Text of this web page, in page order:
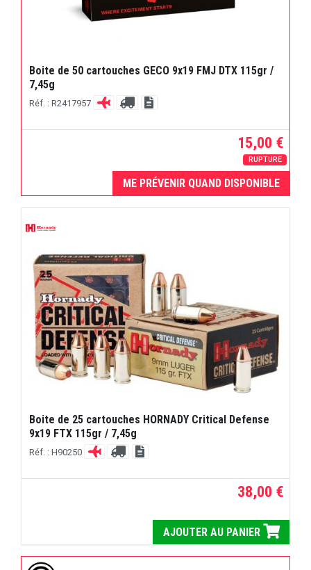
Boite de 50 cartouches GECO 9x19 FMJ DTX 115gr /
7,45g
Réf. : R2417957
15,00 €
RUPTURE
ME PRÉVENIR QUAND DISPONIBLE
Boite de 25 cartouches HORNADY Critical Defense
9x19 FTX 115gr / 7,45g
Réf. : H90250
38,00 €
AJOUTER AU PANIER